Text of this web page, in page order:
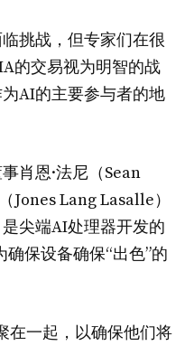
挑战，但专家们在很
的交易视为明智的战
AI的主要参与者的地
肖恩·法尼（Sean
Jones Lang Lasalle）
尖端AI处理器开发的
保设备确保“出色”的
在一起，以确保他们将